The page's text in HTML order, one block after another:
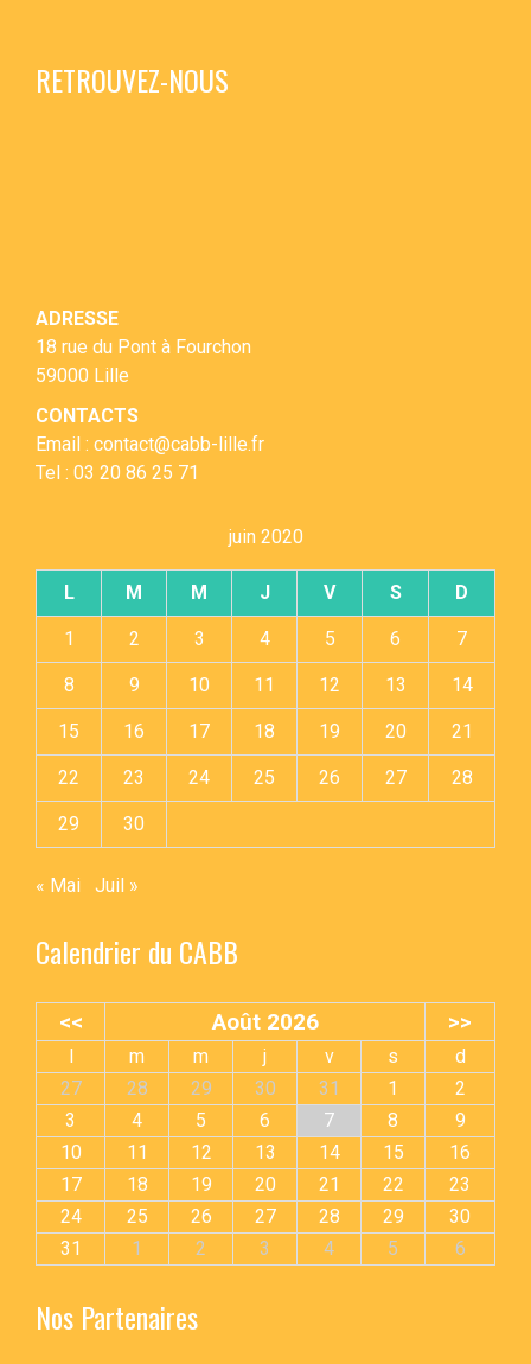
RETROUVEZ-NOUS
ADRESSE
18 rue du Pont à Fourchon
59000 Lille
CONTACTS
Email : contact@cabb-lille.fr
Tel : 03 20 86 25 71
juin 2020
L M M J V S D
1 2 3 4 5 6 7
8 9 10 11 12 13 14
15 16 17 18 19 20 21
22 23 24 25 26 27 28
29 30
« Mai Juil »
Calendrier du CABB
<< Août 2026 >>
l m m j v s
d
27
28 29 30 31 1
2
3
4 5 6 7 8
9
10
11 12 13 14 15
16
17
18 19 20 21 22
23
24
25 26 27 28 29
30
31
1 2 3 4 5 6
Nos Partenaires